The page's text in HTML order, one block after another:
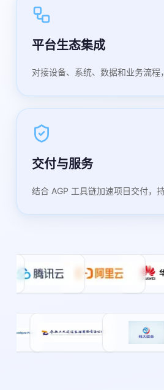
平台生态集成
对接设备、系统、数据和业务流程
交付与服务
结合 AGP 工具链加速项目交付，